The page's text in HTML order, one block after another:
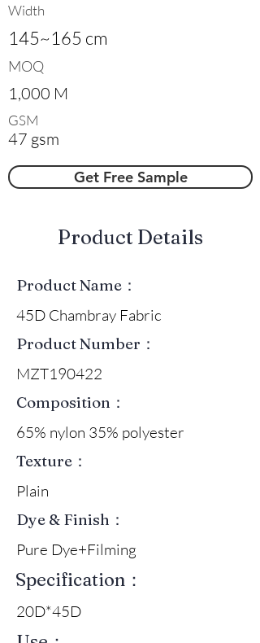
Width
145~165 cm
MOQ
1,000 M
GSM
47 gsm
Get Free Sample
​Product Details
Product Name：
45D Chambray Fabric
Product Number：
MZT190422
Composition：
65% nylon 35% polyester
Texture：
Plain
Dye & Finish：
Pure Dye+Filming
Specification：
20D*45D